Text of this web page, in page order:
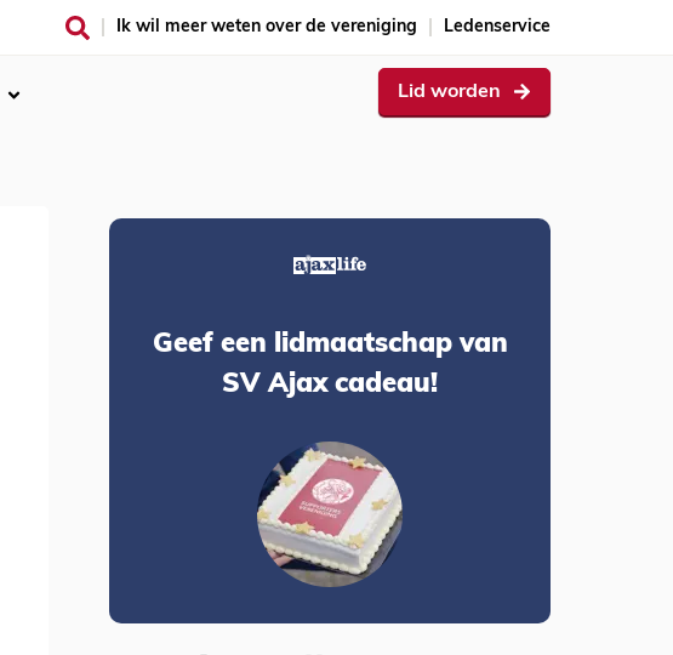
Ik wil meer weten over de vereniging Ledenservice
Lid worden
Geef een lidmaatschap van
SV Ajax cadeau!